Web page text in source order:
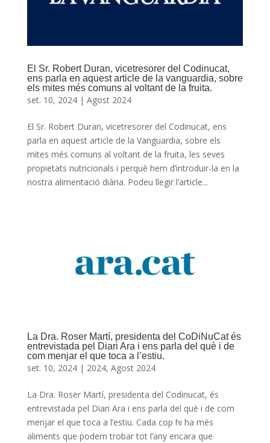
El Sr. Robert Duran, vicetresorer del Codinucat,
ens parla en aquest article de la vanguardia, sobre
els mites més comuns al voltant de la fruita.
set. 10, 2024| Agost 2024
El Sr. Robert Duran, vicetresorer del Codinucat, ens
parla en aquest article de la Vanguardia, sobre els
mites més comuns al voltant de la fruita, les seves
propietats nutricionals i perquè hem d’introduir-la en la
nostra alimentació diària. Podeu llegir l’article...
La Dra. Roser Martí, presidenta del CoDiNuCat és
entrevistada pel Diari Ara i ens parla del què i de
com menjar el que toca a l’estiu.
set. 10, 2024| 2024, Agost 2024
La Dra. Roser Martí, presidenta del Codinucat, és
entrevistada pel Diari Ara i ens parla del què i de com
menjar el que toca a l’estiu. Cada cop hi ha més
aliments que podem trobar tot l’any encara que